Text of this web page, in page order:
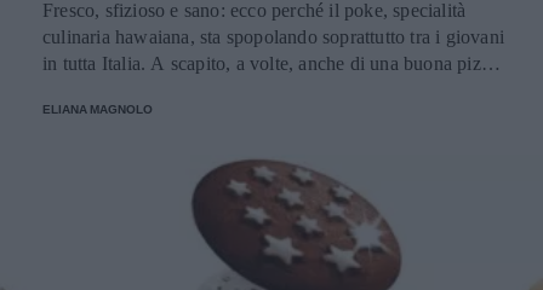
Fresco, sfizioso e sano: ecco perché il poke, specialità
culinaria hawaiana, sta spopolando soprattutto tra i giovani
in tutta Italia. A scapito, a volte, anche di una buona pizza.
ELIANA MAGNOLO